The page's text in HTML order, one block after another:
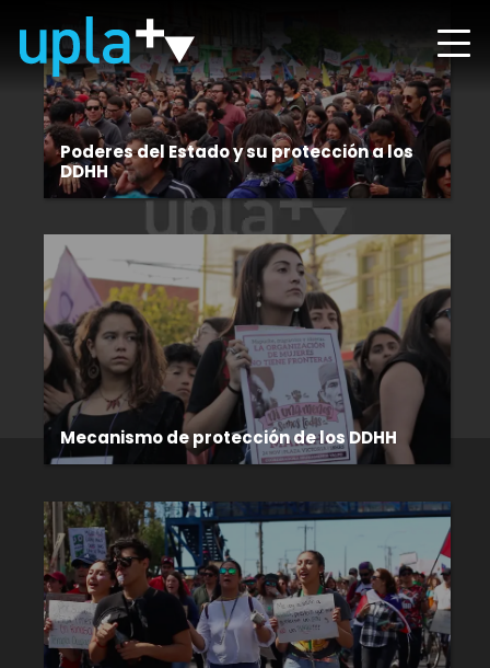
Poderes del Estado y su protección a los
DDHH
Mecanismo de protección de los DDHH